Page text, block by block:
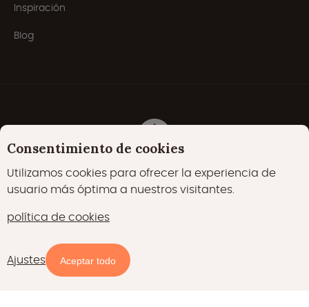
€ 42,00
Noche
Inspiración
Blog
Cookies
Declaración de privacidad
Política de cookies
22000 me gusta
Consentimiento de cookies
Utilizamos cookies para ofrecer la experiencia de
usuario más óptima a nuestros visitantes.
política de cookies
Ajustes Aceptar todo